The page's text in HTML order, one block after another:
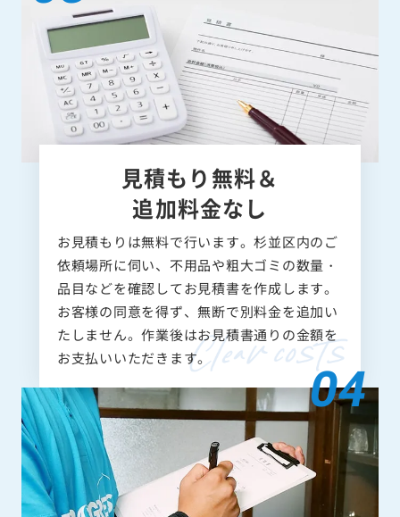
見積もり無料＆
追加料金なし
お見積もりは無料で行います。杉並区内のご
依頼場所に伺い、不用品や粗大ゴミの数量・
品目などを確認してお見積書を作成します。
お客様の同意を得ず、無断で別料金を追加い
たしません。作業後はお見積書通りの金額を
お支払いいただきます。